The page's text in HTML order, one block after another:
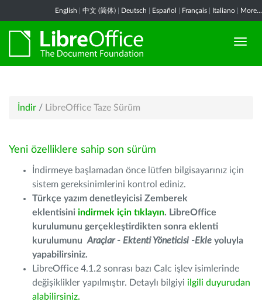
English 中文 (简体) Deutsch Español Français Italiano More...
İndir / LibreOffice Taze Sürüm
Yeni özelliklere sahip son sürüm
İndirmeye başlamadan önce lütfen bilgisayarınız için
sistem gereksinimlerini kontrol ediniz.
Türkçe yazım denetleyicisi Zemberek
eklentisini indirmek için tıklayın. LibreOffice
kurulumunu gerçekleştirdikten sonra eklenti
kurulumunu Araçlar - Ektenti Yöneticisi -Ekle yoluyla
yapabilirsiniz.
LibreOffice 4.1.2 sonrası bazı Calc işlev isimlerinde
değişiklikler yapılmıştır. Detaylı bilgiyi ilgili duyurudan
alabilirsiniz.